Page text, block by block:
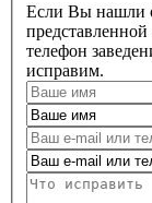
Если Вы нашли
телефон
исправим.